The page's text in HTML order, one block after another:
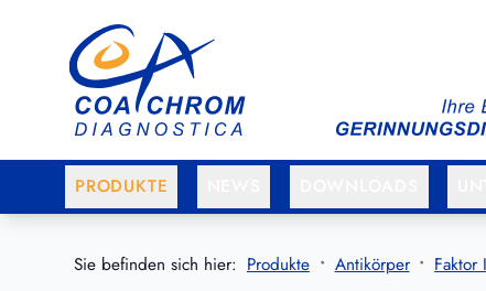
Zum Hauptmenü springen
Zum Hauptinhalt springen
PRODUKTE
Sie befinden sich hier: Produkte Antikörper Faktor